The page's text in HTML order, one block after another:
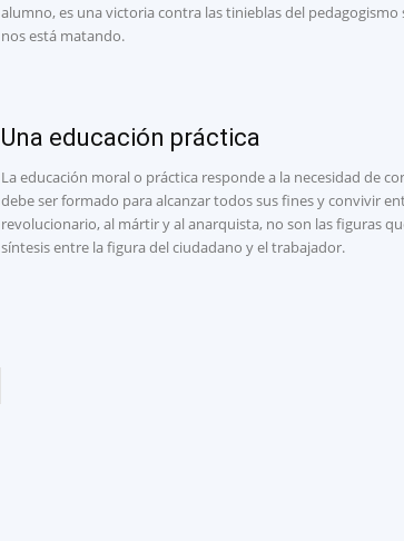
alumno, es una victoria contra las tinieblas del
nos está matando.
Una educación práctica
La educación moral o práctica responde a la necesidad de
debe ser formado para alcanzar todos sus fines y convivir
revolucionario, al mártir y al anarquista, no son las figuras
síntesis entre la figura del ciudadano y el trabajador.